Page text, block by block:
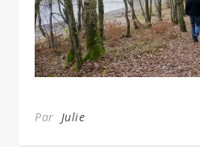
Par Julie